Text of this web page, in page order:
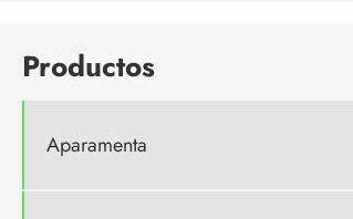
Productos
Aparamenta